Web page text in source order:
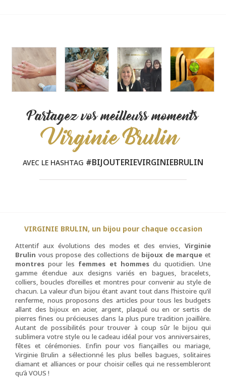
Partagez vos meilleurs moments
Virginie Brulin
AVEC LE HASHTAG #BIJOUTERIEVIRGINIEBRULIN
VIRGINIE BRULIN, un bijou pour chaque occasion
Attentif aux évolutions des modes et des envies, Virginie
Brulin vous propose des collections de bijoux de marque et
montres pour les femmes et hommesdu quotidien. Une
gamme étendue aux designs variés en bagues, bracelets,
colliers, boucles d’oreilles et montres pour convenir au style de
chacun. La valeur d’un bijou étant avant tout dans l’histoire qu’il
renferme, nous proposons des articles pour tous les budgets
allant des bijoux en acier, argent, plaqué ou en or sertis de
pierres fines ou précieuses dans la plus pure tradition joaillère.
Autant de possibilités pour trouver à coup sûr le bijou qui
sublimera votre style ou le cadeau idéal pour vos anniversaires,
fêtes et cérémonies. Enfin pour vos fiançailles ou mariage,
Virginie Brulin a sélectionné les plus belles bagues, solitaires
diamant et alliances or pour choisir celles qui ne ressembleront
qu’à VOUS !